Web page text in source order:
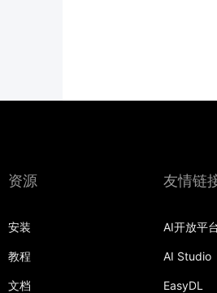
资源
安装
教程
文档
友情链
AI开放平
AI Studio
EasyDL